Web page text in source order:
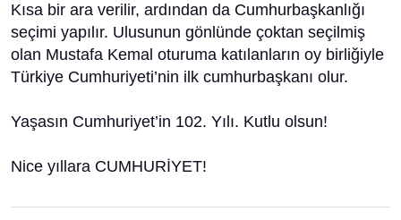
Kısa bir ara verilir, ardından da Cumhurbaşkanlığı
seçimi yapılır. Ulusunun gönlünde çoktan seçilmiş
olan Mustafa Kemal oturuma katılanların oy birliğiyle
Türkiye Cumhuriyeti’nin ilk cumhurbaşkanı olur.
Yaşasın Cumhuriyet’in 102. Yılı. Kutlu olsun!
Nice yıllara CUMHURİYET!